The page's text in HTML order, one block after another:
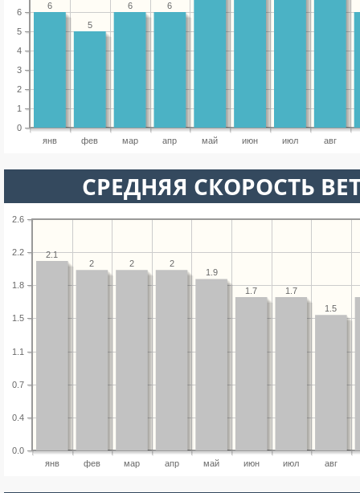
янв фев мар апр май июн июл авг
0
1
2
3
4
5
6
6
6
5
6
СРЕДНЯЯ СКОРОСТЬ
янв фев мар апр май июн июл авг
0.0
0.4
0.7
1.1
1.5
1.8
2.2
2.6
1.5
1.7
1.7
1.9
2
2
2
2.1